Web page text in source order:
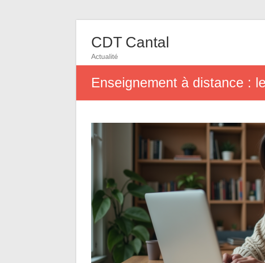
CDT Cantal
Actualité
Enseignement à distance :